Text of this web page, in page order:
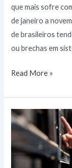
que mais sofre
de janeiro a
de brasileiros
ou brechas em
Read More »
Ransomware
usa
popular
programa